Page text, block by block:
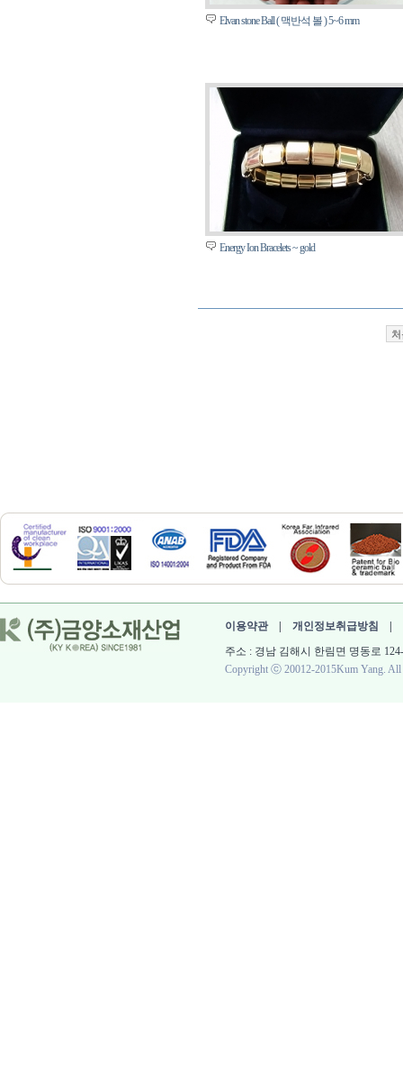
Elvan stone Ball ( 맥반석 볼 ) 5~6 mm
Energy Ion Bracelets ~ gold
처
이용약관| 개인정보취급방침
주소 : 경남 김해시 한림면 명동로
Copyright ⓒ 20012-2015Kum Yang. All